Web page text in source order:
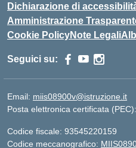
Dichiarazione di
Amministrazione
Cookie PolicyNote Legali
Seguici su:
Email: miis08900v@istruzione.it
Posta elettronica certificata (PEC):
Codice fiscale: 93545220159
Codice meccanografico: